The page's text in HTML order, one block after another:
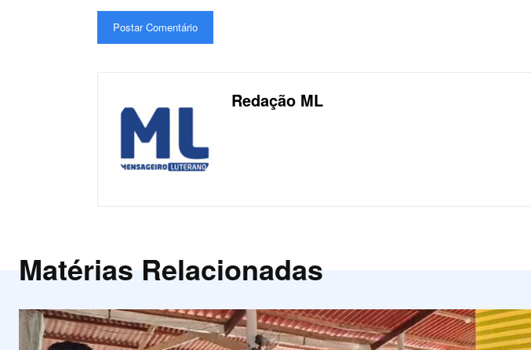
Redação ML
Matérias Relacionadas